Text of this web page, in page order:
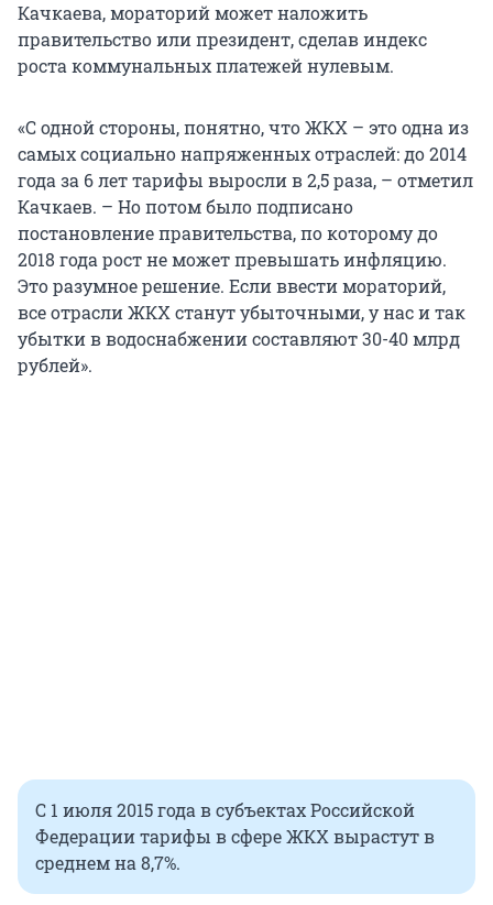
Качкаева, мораторий может наложить
правительство или президент, сделав индекс
роста коммунальных платежей нулевым.
«С одной стороны, понятно, что ЖКХ – это одна из
самых социально напряженных отраслей: до 2014
года за 6 лет тарифы выросли в 2,5 раза, – отметил
Качкаев. – Но потом было подписано
постановление правительства, по которому до
2018 года рост не может превышать инфляцию.
Это разумное решение. Если ввести мораторий,
все отрасли ЖКХ станут убыточными, у нас и так
убытки в водоснабжении составляют 30-40 млрд
рублей».
С 1 июля 2015 года в субъектах Российской
Федерации тарифы в сфере ЖКХ вырастут в
среднем на 8,7%.